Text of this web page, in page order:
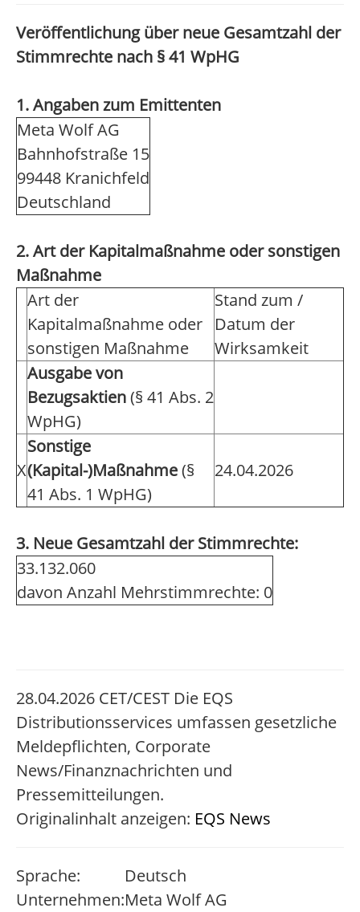
Veröffentlichung über neue Gesamtzahl der
Stimmrechte nach § 41 WpHG
1. Angaben zum Emittenten
Meta Wolf AG
Bahnhofstraße 15
99448 Kranichfeld
Deutschland
2. Art der Kapitalmaßnahme oder sonstigen
Maßnahme
Art der
Kapitalmaßnahme oder
sonstigen Maßnahme
Stand zum /
Datum der
Wirksamkeit
Ausgabe von
Bezugsaktien(§ 41 Abs. 2
WpHG)
X
Sonstige
(Kapital-)Maßnahme(§
41 Abs. 1 WpHG)
24.04.2026
3. Neue Gesamtzahl der Stimmrechte:
33.132.060
davon Anzahl Mehrstimmrechte: 0
28.04.2026 CET/CEST Die EQS
Distributionsservices umfassen gesetzliche
Meldepflichten, Corporate
News/Finanznachrichten und
Pressemitteilungen.
Originalinhalt anzeigen: EQS News
Sprache:
Deutsch
Unternehmen:Meta Wolf AG